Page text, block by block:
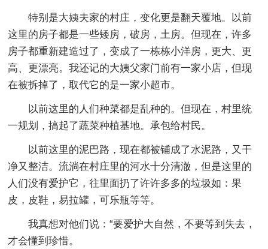
特别是大姨夫家的村庄，变化更是翻天覆地。以前
这里的房子都是一些矮房，破房，土房。但现在，许多
房子都重新建造过了，变成了一栋栋小洋房，更大、更
高、更漂亮。我还记的大姨父家门前有一家小店，但现
在被拆掉了，取代它的是一家小超市。
以前这里的人们种菜都是乱种的。但现在，村里统
一规划，搞起了蔬菜种植基地。承包给村民。
以前这里的泥巴路，现在都被铺成了水泥路，又干
净又整洁。流淌在村庄里的河水十分清澈，但是这里的
人们没有爱护它，往里面扔了许许多多的垃圾如：果
皮，皮鞋，易拉罐，可乐瓶等等。
我真想对他们说：“要爱护大自然，不要等到失去，
才会懂到珍惜。